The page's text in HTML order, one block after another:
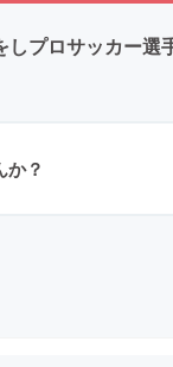
ロサッカー選
？